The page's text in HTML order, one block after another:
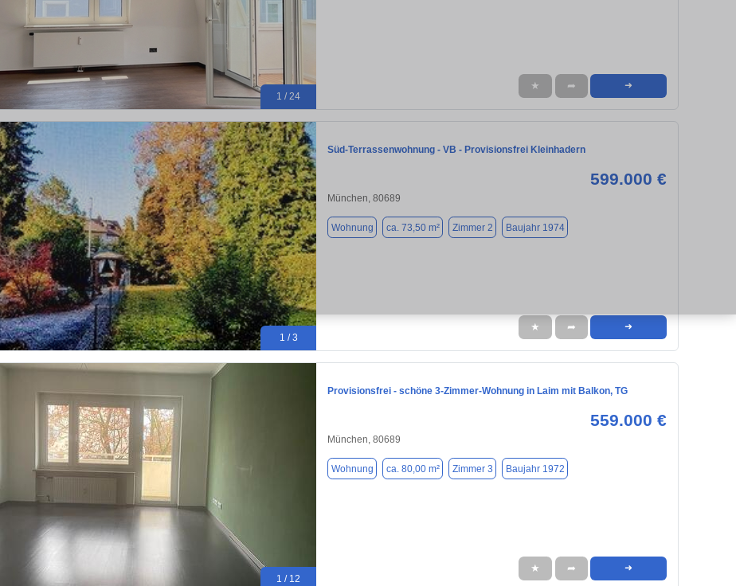
1 / 24
★ ➦ ➜
1 / 3
Süd-Terrassenwohnung - VB - Provisionsfrei Kleinhadern
599.000 €
München, 80689
Wohnung ca. 73,50 m² Zimmer 2 Baujahr 1974
★ ➦ ➜
1 / 12
Provisionsfrei - schöne 3-Zimmer-Wohnung in Laim mit Balkon, TG
559.000 €
München, 80689
Wohnung ca. 80,00 m² Zimmer 3 Baujahr 1972
★ ➦ ➜